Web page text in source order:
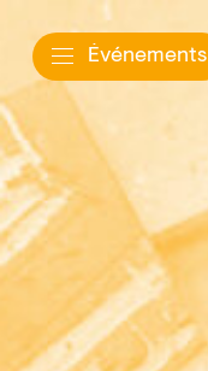
Événements